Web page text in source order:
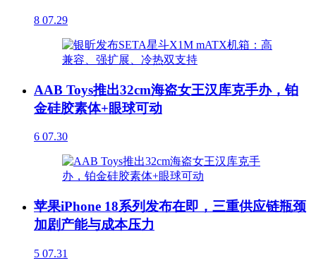
8 07.29
AAB Toys推出32cm海盗女王汉库克手办，铂
金硅胶素体+眼球可动
6 07.30
苹果iPhone 18系列发布在即，三重供应链瓶颈
加剧产能与成本压力
5 07.31